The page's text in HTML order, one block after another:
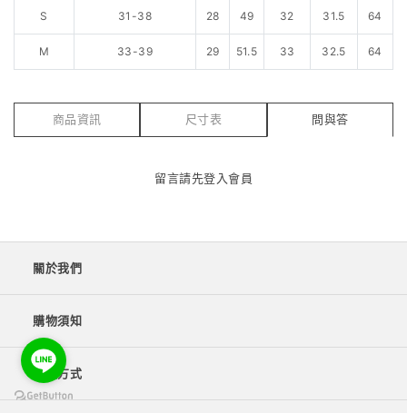
S 31-38 28 49 32 31.5 64
M 33-39 29 51.5 33 32.5 64
商品資訊 尺寸表 問與答
留言請先登入會員
關於我們
購物須知
付款方式